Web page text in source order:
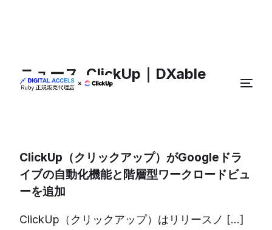
ニュース_ClickUp｜DXable
ClickUp（クリックアップ）がGoogleドラ
イブの自動化機能と階層型ワークロードビュ
ーを追加
ClickUp （クリックアップ）はリリースノ […]